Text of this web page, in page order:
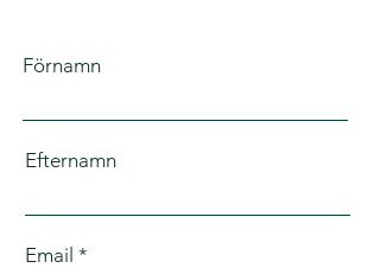
Förnamn
Efternamn
Email